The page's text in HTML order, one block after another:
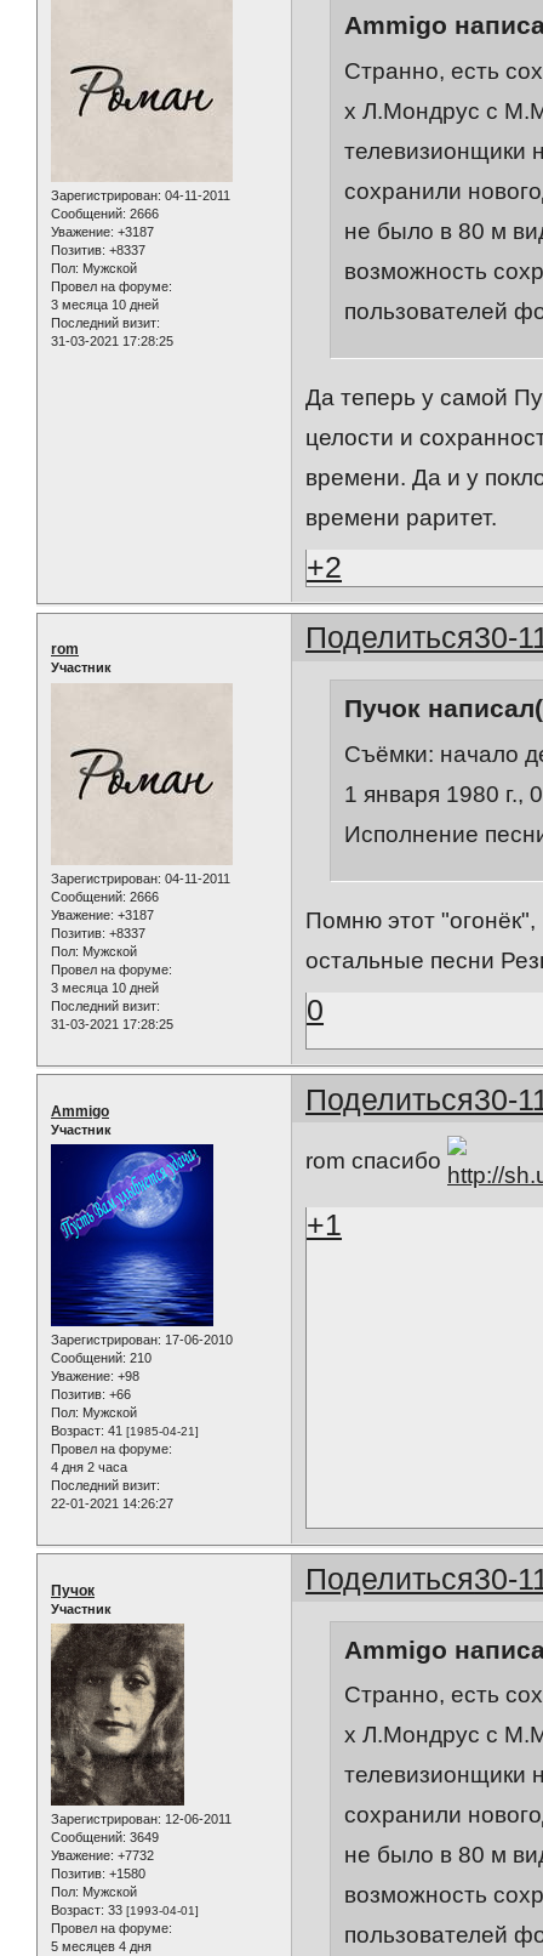
Зарегистрирован: 04-11-2011
Сообщений: 2666
Уважение: +3187
Позитив: +8337
Пол: Мужской
Провел на форуме:
3 месяца 10 дней
Последний визит:
31-03-2021 17:28:25
Ammigo
Странно, есть
х Л.Мондрус с
телевизионщики
сохранили
не было в 80 м
возможность
пользователей
Да теперь у самой
целости и
времени. Да и у
времени раритет.
+2
Поделиться30-
rom
Участник
Зарегистрирован: 04-11-2011
Сообщений: 2666
Уважение: +3187
Позитив: +8337
Пол: Мужской
Провел на форуме:
3 месяца 10 дней
Последний визит:
31-03-2021 17:28:25
Пучок
Съёмки: начало
1 января 1980 г.,
Исполнение
Помню этот "огонёк",
остальные песни
0
Поделиться30-
Ammigo
Участник
Зарегистрирован: 17-06-2010
Сообщений: 210
Уважение: +98
Позитив: +66
Пол: Мужской
Возраст: 41 [1985-04-21]
Провел на форуме:
4 дня 2 часа
Последний визит:
22-01-2021 14:26:27
rom спасибо
+1
Поделиться30-
Пучок
Участник
Зарегистрирован: 12-06-2011
Сообщений: 3649
Уважение: +7732
Позитив: +1580
Пол: Мужской
Возраст: 33 [1993-04-01]
Провел на форуме:
5 месяцев 4 дня
Ammigo
Странно, есть
х Л.Мондрус с
телевизионщики
сохранили
не было в 80 м
возможность
пользователей